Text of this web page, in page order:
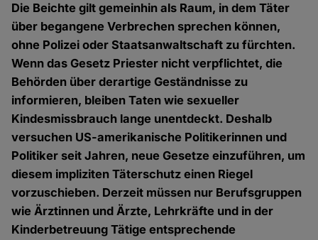
Die Beichte gilt gemeinhin als Raum, in dem Täter
über begangene Verbrechen sprechen können,
ohne Polizei oder Staatsanwaltschaft zu fürchten.
Wenn das Gesetz Priester nicht verpflichtet, die
Behörden über derartige Geständnisse zu
informieren, bleiben Taten wie sexueller
Kindesmissbrauch lange unentdeckt. Deshalb
versuchen US-amerikanische Politikerinnen und
Politiker seit Jahren, neue Gesetze einzuführen, um
diesem impliziten Täterschutz einen Riegel
vorzuschieben. Derzeit müssen nur Berufsgruppen
wie Ärztinnen und Ärzte, Lehrkräfte und in der
Kinderbetreuung Tätige entsprechende